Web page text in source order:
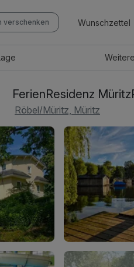
verschenken Wunschzettel
FerienResidenz
Röbel/Müritz, Müritz